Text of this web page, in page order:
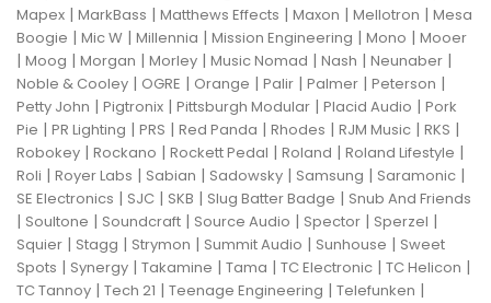
Mapex | MarkBass | Matthews Effects | Maxon | Mellotron | Mesa
Boogie | Mic W | Millennia | Mission Engineering | Mono | Mooer
| Moog | Morgan | Morley | Music Nomad | Nash | Neunaber |
Noble & Cooley | OGRE | Orange | Palir | Palmer | Peterson |
Petty John | Pigtronix | Pittsburgh Modular | Placid Audio | Pork
Pie | PR Lighting | PRS | Red Panda | Rhodes | RJM Music | RKS |
Robokey | Rockano | Rockett Pedal | Roland | Roland Lifestyle |
Roli | Royer Labs | Sabian | Sadowsky | Samsung | Saramonic |
SE Electronics | SJC | SKB | Slug Batter Badge | Snub And Friends
| Soultone | Soundcraft | Source Audio | Spector | Sperzel |
Squier | Stagg | Strymon | Summit Audio | Sunhouse | Sweet
Spots | Synergy | Takamine | Tama | TC Electronic | TC Helicon |
TC Tannoy | Tech 21 | Teenage Engineering | Telefunken |